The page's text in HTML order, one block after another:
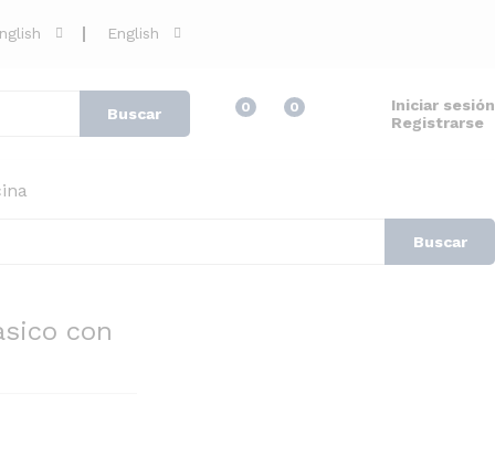
English
Buscar 0 0
Iniciar sesión
Registrarse
Buscar
con
CFA